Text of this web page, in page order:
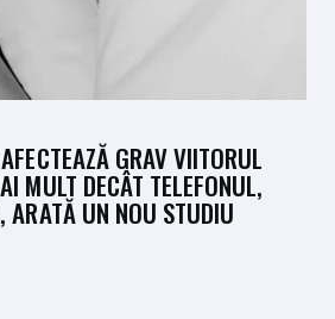
GRAV VIITORUL
MULT DECÂT TELEFONUL,
ARATĂ UN NOU STUDIU